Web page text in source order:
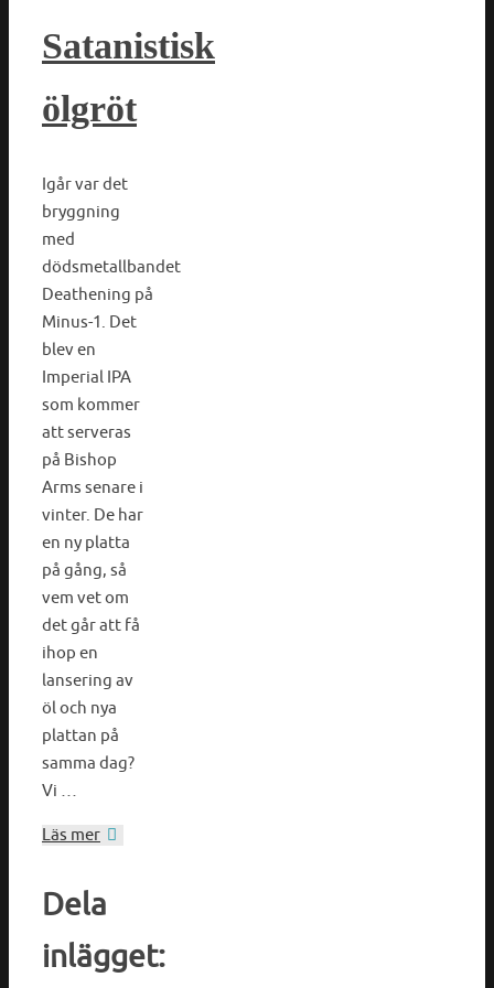
Satanistisk
ölgröt
Igår var det
bryggning
med
dödsmetallbandet
Deathening på
Minus-1. Det
blev en
Imperial IPA
som kommer
att serveras
på Bishop
Arms senare i
vinter. De har
en ny platta
på gång, så
vem vet om
det går att få
ihop en
lansering av
öl och nya
plattan på
samma dag?
Vi …
Läs mer
Dela
inlägget: